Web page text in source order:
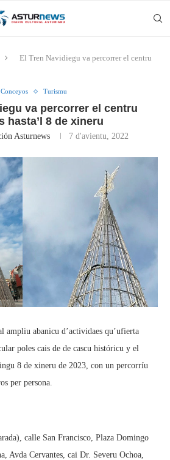
El Tren Navidiegu va percorrer el centru
Conceyos Turismu
va percorrer el centru
hasta’l 8 de xineru
Asturnews 7 d'avientu, 2022
abanicu d’actividaes qu’ufierta
poles cais de de cascu históricu y el
8 de xineru de 2023, con un percorríu
per persona.
calle San Francisco, Plaza Domingo
Avda Cervantes, cai Dr. Severu Ochoa,